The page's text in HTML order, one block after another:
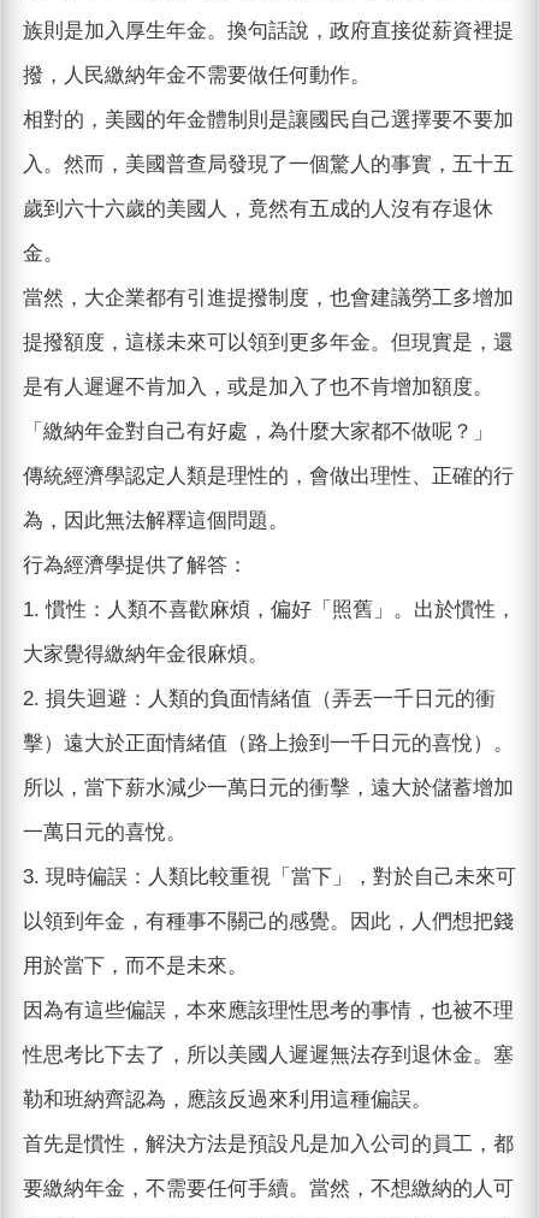
族則是加入厚生年金。換句話說，政府直接從薪資裡提
撥，人民繳納年金不需要做任何動作。
相對的，美國的年金體制則是讓國民自己選擇要不要加
入。然而，美國普查局發現了一個驚人的事實，五十五
歲到六十六歲的美國人，竟然有五成的人沒有存退休
金。
當然，大企業都有引進提撥制度，也會建議勞工多增加
提撥額度，這樣未來可以領到更多年金。但現實是，還
是有人遲遲不肯加入，或是加入了也不肯增加額度。
「繳納年金對自己有好處，為什麼大家都不做呢？」
傳統經濟學認定人類是理性的，會做出理性、正確的行
為，因此無法解釋這個問題。
行為經濟學提供了解答：
1. 慣性：人類不喜歡麻煩，偏好「照舊」。出於慣性，
大家覺得繳納年金很麻煩。
2. 損失迴避：人類的負面情緒值（弄丟一千日元的衝
擊）遠大於正面情緒值（路上撿到一千日元的喜悅）。
所以，當下薪水減少一萬日元的衝擊，遠大於儲蓄增加
一萬日元的喜悅。
3. 現時偏誤：人類比較重視「當下」，對於自己未來可
以領到年金，有種事不關己的感覺。因此，人們想把錢
用於當下，而不是未來。
因為有這些偏誤，本來應該理性思考的事情，也被不理
性思考比下去了，所以美國人遲遲無法存到退休金。塞
勒和班納齊認為，應該反過來利用這種偏誤。
首先是慣性，解決方法是預設凡是加入公司的員工，都
要繳納年金，不需要任何手續。當然，不想繳納的人可